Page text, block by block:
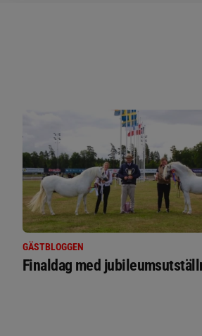
GÄSTBLOGGEN
Finaldag med